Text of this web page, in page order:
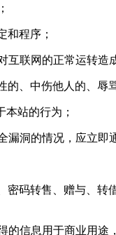
和程序；
联网的正常运转造
、中伤他人的、辱
站的行为；
洞的情况，应立即
密码转售、赠与、
的信息用于商业用